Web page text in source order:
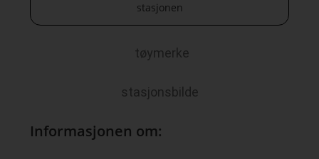
stasjonen
tøymerke
stasjonsbilde
Informasjonen om: